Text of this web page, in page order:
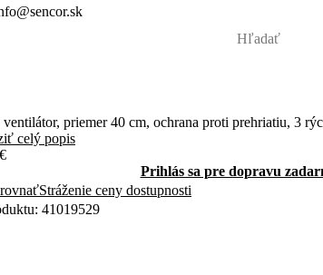
ventilátor, priemer 40 cm, ochrana proti prehriatiu, 3
celý popis
Prihlás sa pre dopravu
Stráženie ceny dostupnosti
41019529